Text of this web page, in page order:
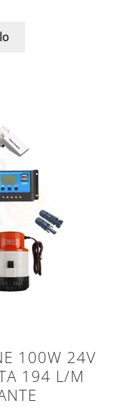
100W 24V
194 L/M